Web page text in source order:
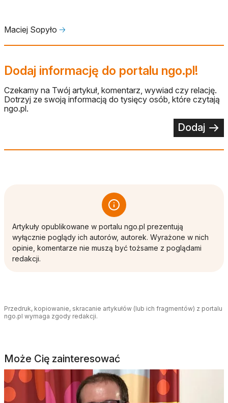
Maciej Sopyło 🡢
Dodaj informację do portalu ngo.pl!
Czekamy na Twój artykuł, komentarz, wywiad czy relację.
Dotrzyj ze swoją informacją do tysięcy osób, które czytają
ngo.pl.
Dodaj
Artykuły opublikowane w portalu ngo.pl prezentują
wyłącznie poglądy ich autorów, autorek. Wyrażone w nich
opinie, komentarze nie muszą być tożsame z poglądami
redakcji.
Przedruk, kopiowanie, skracanie artykułów (lub ich fragmentów) z portalu
ngo.pl wymaga zgody redakcji.
Może Cię zainteresować